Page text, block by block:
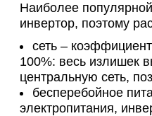
Наиболее
инвертор, поэтому
сеть –
100%: весь излишек
центральную сеть,
бесперебойное
электропитания,